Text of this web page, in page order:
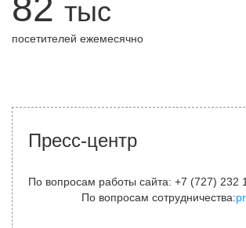
тыс
посетителей ежемесячно
Пресс-центр
По вопросам работы сайта: +7 (727) 232
По вопросам сотрудничества: